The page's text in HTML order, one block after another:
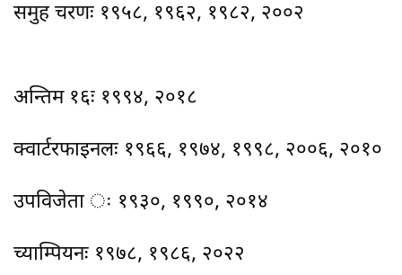
समुह चरणः १९५८, १९६२, १९८२, २००२
अन्तिम १६ः १९९४, २०१८
क्वार्टरफाइनलः १९६६, १९७४, १९९८, २००६, २०१०
उपविजेता ः १९३०, १९९०, २०१४
च्याम्पियनः १९७८, १९८६, २०२२